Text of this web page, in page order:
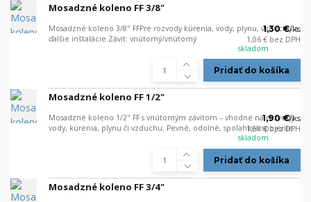
Mosadzné koleno FF 3/8"
Mosadzné koleno 3/8" FFPre rozvody kúrenia, vody, plynu, vzduchu a
ďalšie inštalácie.Závit: vnútorný/vnútorný
1,30 €/ks
1,06 € bez DPH
skladom
Pridať do košíka
Mosadzné koleno FF 1/2"
Mosadzné koleno 1/2" FF s vnútorným závitom – vhodné na rozvody
vody, kúrenia, plynu či vzduchu. Pevné, odolné, spoľahlivé spojenie.
1,90 €/ks
1,54 €bez DPH
skladom
Pridať do košíka
Mosadzné koleno FF 3/4"